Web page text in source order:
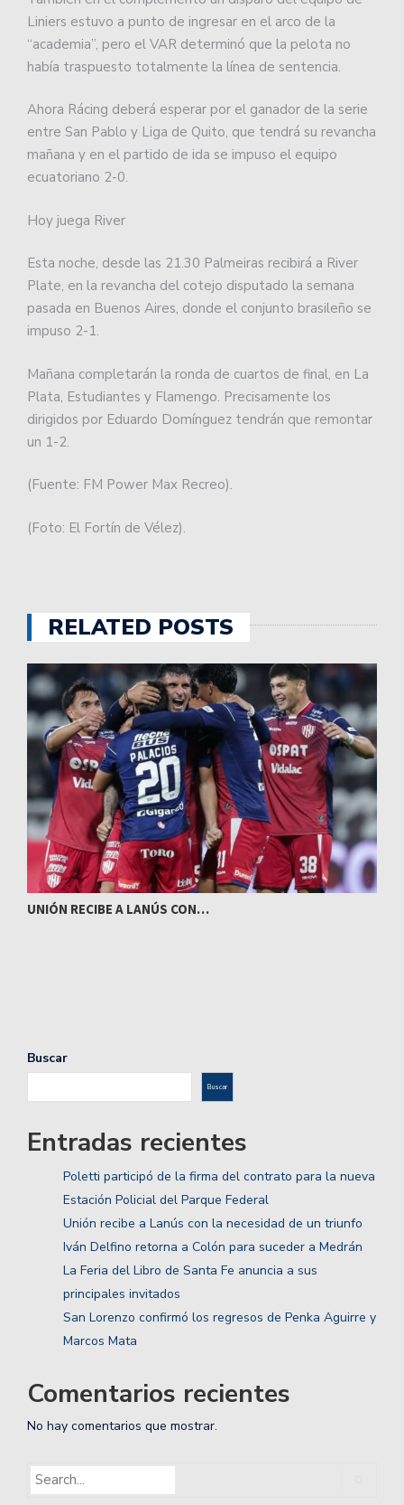
Liniers estuvo a punto de ingresar en el arco de la
“academia”, pero el VAR determinó que la pelota no
había traspuesto totalmente la línea de sentencia.
Ahora Rácing deberá esperar por el ganador de la serie
entre San Pablo y Liga de Quito, que tendrá su revancha
mañana y en el partido de ida se impuso el equipo
ecuatoriano 2-0.
Hoy juega River
Esta noche, desde las 21.30 Palmeiras recibirá a River
Plate, en la revancha del cotejo disputado la semana
pasada en Buenos Aires, donde el conjunto brasileño se
impuso 2-1.
Mañana completarán la ronda de cuartos de final, en La
Plata, Estudiantes y Flamengo. Precisamente los
dirigidos por Eduardo Domínguez tendrán que remontar
un 1-2.
(Fuente: FM Power Max Recreo).
(Foto: El Fortín de Vélez).
RELATED POSTS
UNIÓN RECIBE A LANÚS CON…
Buscar
Buscar
Entradas recientes
Poletti participó de la firma del contrato para la nueva
Estación Policial del Parque Federal
Unión recibe a Lanús con la necesidad de un triunfo
Iván Delfino retorna a Colón para suceder a Medrán
La Feria del Libro de Santa Fe anuncia a sus
principales invitados
San Lorenzo confirmó los regresos de Penka Aguirre y
Marcos Mata
Comentarios recientes
No hay comentarios que mostrar.